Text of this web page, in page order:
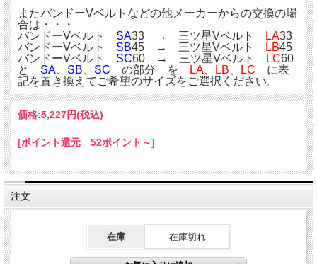
またバンドーVベルトなどの他メーカーからの交換の場
合は・・・
バンドーVベルト SA33 → 三ツ星Vベルト LA33
バンドーVベルト SB45 → 三ツ星Vベルト LB45
バンドーVベルト SC60 → 三ツ星Vベルト LC60
と SA、SB、SC の部分 を LA、LB、LC に表
記を置き換えてご希望のサイズをご選択ください。
価格:5,227円(税込)
[ポイント還元 52ポイント～]
注文
在庫 在庫切れ